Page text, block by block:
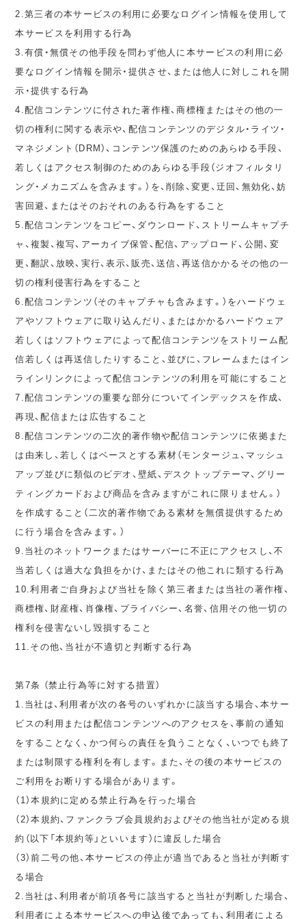
2.第三者の本サービスの利用に必要なログイン情報を使用して
本サービスを利用する行為
3.有償・無償その他手段を問わず他人に本サービスの利用に必
要なログイン情報を開示・提供させ、または他人に対しこれを開
示・提供する行為
4.配信コンテンツに付された著作権、商標権またはその他の一
切の権利に関する表示や、配信コンテンツのデジタル・ライツ・
マネジメント（DRM）、コンテンツ保護のためのあらゆる手段、
若しくはアクセス制御のためのあらゆる手段（ジオフィルタリ
ング・メカニズムを含みます。）を、削除、変更、迂回、無効化、妨
害回避、またはそのおそれのある行為をすること
5.配信コンテンツをコピー、ダウンロード、ストリームキャプチ
ャ、複製、複写、アーカイブ保管、配信、アップロード、公開、変
更、翻訳、放映、実行、表示、販売、送信、再送信かかるその他の一
切の権利侵害行為をすること
6.配信コンテンツ（そのキャプチャも含みます。）をハードウェ
アやソフトウェアに取り込んだり、またはかかるハードウェア
若しくはソフトウェアによって配信コンテンツをストリーム配
信若しくは再送信したりすること、並びに、フレームまたはイン
ラインリンクによって配信コンテンツの利用を可能にすること
7.配信コンテンツの重要な部分についてインデックスを作成、
再現、配信または広告すること
8.配信コンテンツの二次的著作物や配信コンテンツに依拠また
は由来し、若しくはベースとする素材（モンタージュ、マッシュ
アップ並びに類似のビデオ、壁紙、デスクトップテーマ、グリー
ティングカードおよび商品を含みますがこれに限りません。）
を作成すること（二次的著作物である素材を無償提供するため
に行う場合を含みます。）
9.当社のネットワークまたはサーバーに不正にアクセスし、不
当若しくは過大な負担をかけ、またはその他これに類する行為
10.利用者ご自身および当社を除く第三者または当社の著作権、
商標権、財産権、肖像権、プライバシー、名誉、信用その他一切の
権利を侵害ないし毀損すること
11.その他、当社が不適切と判断する行為
第7条 （禁止行為等に対する措置）
1.当社は、利用者が次の各号のいずれかに該当する場合、本サー
ビスの利用または配信コンテンツへのアクセスを、事前の通知
をすることなく、かつ何らの責任を負うことなく、いつでも終了
または制限する権利を有します。また、その後の本サービスの
ご利用をお断りする場合があります。
（1）本規約に定める禁止行為を行った場合
（2）本規約、ファンクラブ会員規約およびその他当社が定める規
約（以下「本規約等」といいます）に違反した場合
（3）前二号の他、本サービスの停止が適当であると当社が判断す
る場合
2.当社は、利用者が前項各号に該当すると当社が判断した場合、
利用者による本サービスへの申込後であっても、利用者による